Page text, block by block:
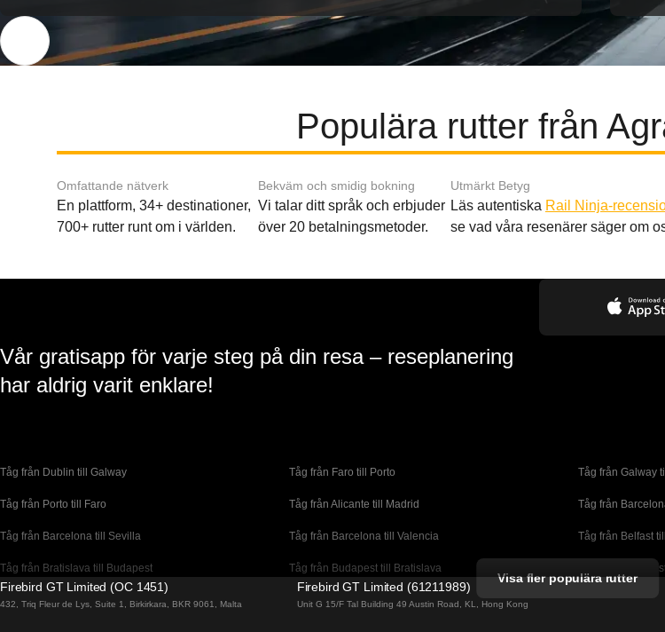
Populära rutter från
Omfattande nätverk
En plattform, 34+ destinationer,
700+ rutter runt om i världen.
Bekväm och smidig bokning
Vi talar ditt språk och erbjuder
över 20 betalningsmetoder.
Utmärkt Betyg
Läs autentiska Rail Ninja-
se vad våra resenärer säger om
Vår gratisapp för varje steg på din resa – reseplanering
har aldrig varit enklare!
Tåg från Dublin till Galway Tåg från Faro till Porto Tåg från Galway
Tåg från Porto till Faro Tåg från Alicante till Madrid Tåg från
Tåg från Barcelona till Sevilla Tåg från Barcelona till Valencia Tåg från Belfast
Tåg från Bratislava till Budapest Tåg från Budapest till Bratislava Tåg från
Tåg från Coimbra till Lissabon Tåg från Coimbra till Porto
Visa fler populära rutter
Firebird GT Limited (OC 1451)
432, Triq Fleur de Lys, Suite 1, Birkirkara, BKR 9061, Malta
Firebird GT Limited (61211989)
Unit G 15/F Tal Building 49 Austin Road, KL, Hong Kong